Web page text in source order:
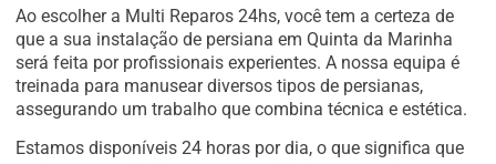
Ao escolher a Multi Reparos 24hs, você tem a certeza de
que a sua instalação de persiana em Quinta da Marinha
será feita por profissionais experientes. A nossa equipa é
treinada para manusear diversos tipos de persianas,
assegurando um trabalho que combina técnica e estética.
Estamos disponíveis 24 horas por dia, o que significa que